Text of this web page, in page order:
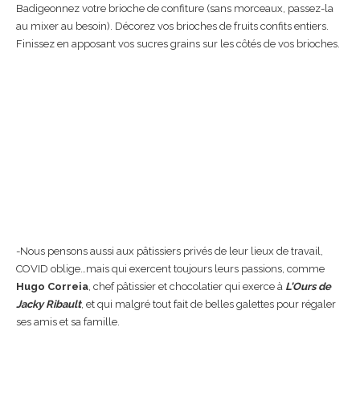
Badigeonnez votre brioche de confiture (sans morceaux, passez-la
au mixer au besoin). Décorez vos brioches de fruits confits entiers.
Finissez en apposant vos sucres grains sur les côtés de vos brioches.
-Nous pensons aussi aux pâtissiers privés de leur lieux de travail,
COVID oblige…mais qui exercent toujours leurs passions, comme
Hugo Correia , chef pâtissier et chocolatier qui exerce à L’Ours de
Jacky Ribault, et qui malgré tout fait de belles galettes pour régaler
ses amis et sa famille.